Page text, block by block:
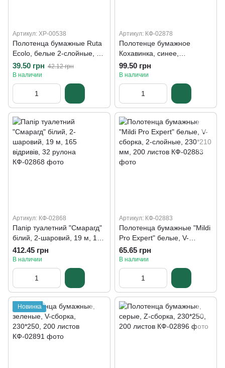
Артикул: ХР-00538
Полотенца бумажные Ruta
Ecolo, белые 2-слойные, 45
отрывов, 2 рулона
39.50 грн 42.12 грн
В наличии
Артикул: КФ-02878
Полотенце бумажное
Кохавинка, синее,
однослойное, (150 м),1050
отрывов
99.50 грн
В наличии
Артикул: КФ-02868
Папір туалетний "Смарагд"
білий, 2-шаровий, 19 м, 165
відривів, 32 рулона
412.45 грн
В наличии
Артикул: КФ-02883
Полотенца бумажные "Mildi
Pro Expert" белые, V-
сборка, 2-слойные, 230*210
мм, 200 листов
65.65 грн
В наличии
Новинка